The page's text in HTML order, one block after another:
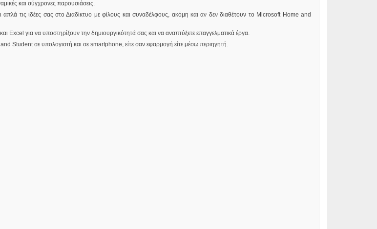
και σύγχρονες παρουσιάσεις.
τις ιδέες σας στο Διαδίκτυο με φίλους και συναδέλφους, ακόμη και αν δεν διαθέτουν το Microsoft Home and
για να υποστηρίξουν την δημιουργικότητά σας και να αναπτύξετε επαγγελματικά έργα.
σε υπολογιστή και σε smartphone, είτε σαν εφαρμογή είτε μέσω περιηγητή.